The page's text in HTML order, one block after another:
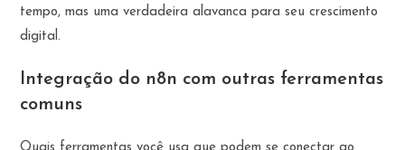
tempo, mas uma verdadeira alavanca para seu crescimento
digital.
Integração do n8n com outras ferramentas
comuns